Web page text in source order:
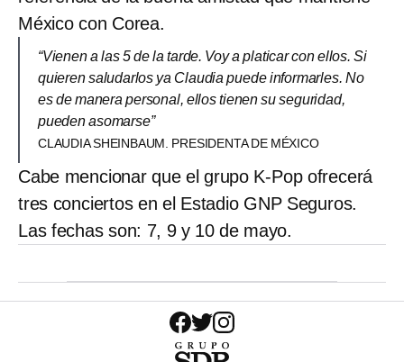
México con Corea.
“Vienen a las 5 de la tarde. Voy a platicar con ellos. Si
quieren saludarlos ya Claudia puede informarles. No
es de manera personal, ellos tienen su seguridad,
pueden asomarse”
CLAUDIA SHEINBAUM. PRESIDENTA DE MÉXICO
Cabe mencionar que el grupo K-Pop ofrecerá
tres conciertos en el Estadio GNP Seguros.
Las fechas son: 7, 9 y 10 de mayo.